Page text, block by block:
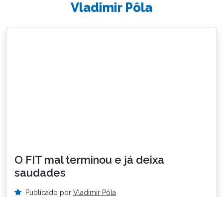
Vladimir Pôla
O FIT mal terminou e já deixa
saudades
Publicado por Vladimir Pôla